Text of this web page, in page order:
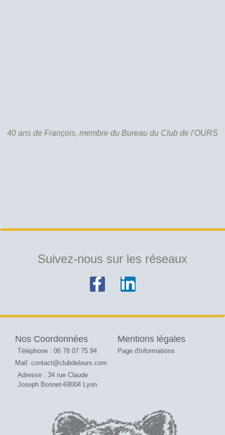
40 ans de François, membre du Bureau du Club de l'OURS
Suivez-nous sur les réseaux
Nos Coordonnées
Téléphone : 06 78 07 75 94
Mail: contact@clubdelours.com
Adresse : 34 rue Claude
Joseph Bonnet-69004 Lyon
Mentions légales
Page d'informations